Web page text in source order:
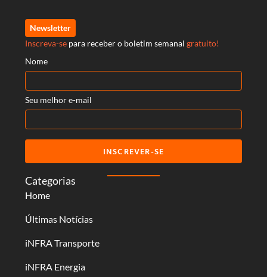
Categorias
Home
Últimas Notícias
iNFRA Transporte
iNFRA Energia
Newsletter
Inscreva-se para receber o boletim semanal gratuito!
Nome
Seu melhor e-mail
INSCREVER-SE